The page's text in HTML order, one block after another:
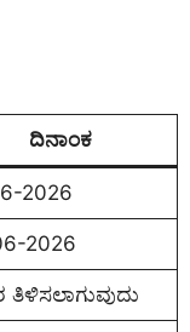
ದಿನಾಂಕ
2026
2026
ತಿಳಿಸಲಾಗುವುದು